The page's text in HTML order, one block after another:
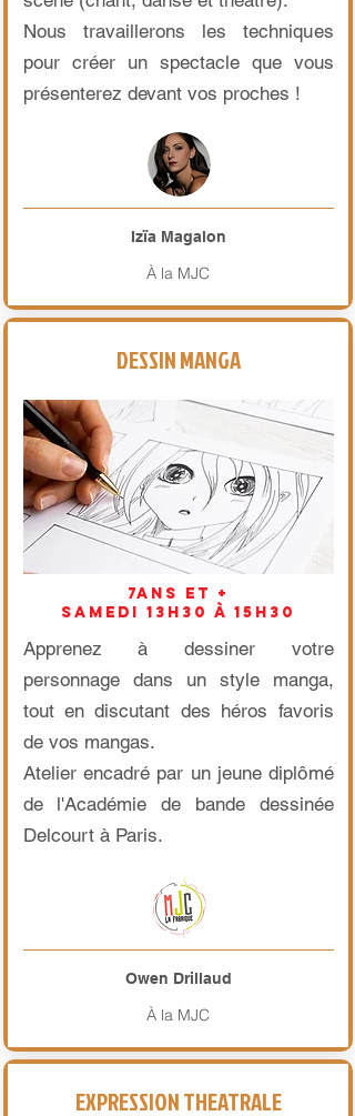
Nous travaillerons les techniques
pour créer un spectacle que vous
présenterez devant vos proches !
Izïa Magalon
À la MJC
DESSIN MANGA
7ans et +
samedi 13h30 à 15h30
Apprenez à dessiner votre
personnage dans un style manga,
tout en discutant des héros favoris
de vos mangas.
Atelier encadré par un jeune diplômé
de l'Académie de bande dessinée
Delcourt à Paris.
Owen Drillaud
À la MJC
EXPRESSION THEATRALE